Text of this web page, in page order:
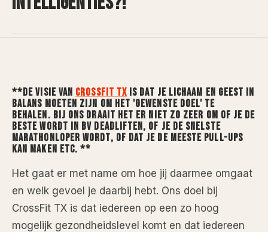
**DE VISIE VAN CROSSFIT TX IS DAT JE LICHAAM EN GEEST IN
BALANS MOETEN ZIJN OM HET 'GEWENSTE DOEL' TE
BEHALEN. BIJ ONS DRAAIT HET ER NIET ZO ZEER OM OF JE DE
BESTE WORDT IN BV DEADLIFTEN, OF JE DE SNELSTE
MARATHONLOPER WORDT, OF DAT JE DE MEESTE PULL-UPS
KAN MAKEN ETC. **
Het gaat er met name om hoe jij daarmee omgaat
en welk gevoel je daarbij hebt. Ons doel bij
CrossFit TX is dat iedereen op een zo hoog
mogelijk gezondheidslevel komt en dat iedereen